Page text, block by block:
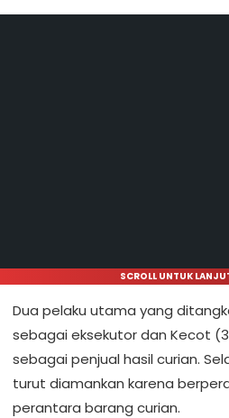
SCROLL UNTUK
Dua pelaku utama yang
sebagai eksekutor dan Kecot
sebagai penjual hasil curian.
turut diamankan karena
perantara barang curian.